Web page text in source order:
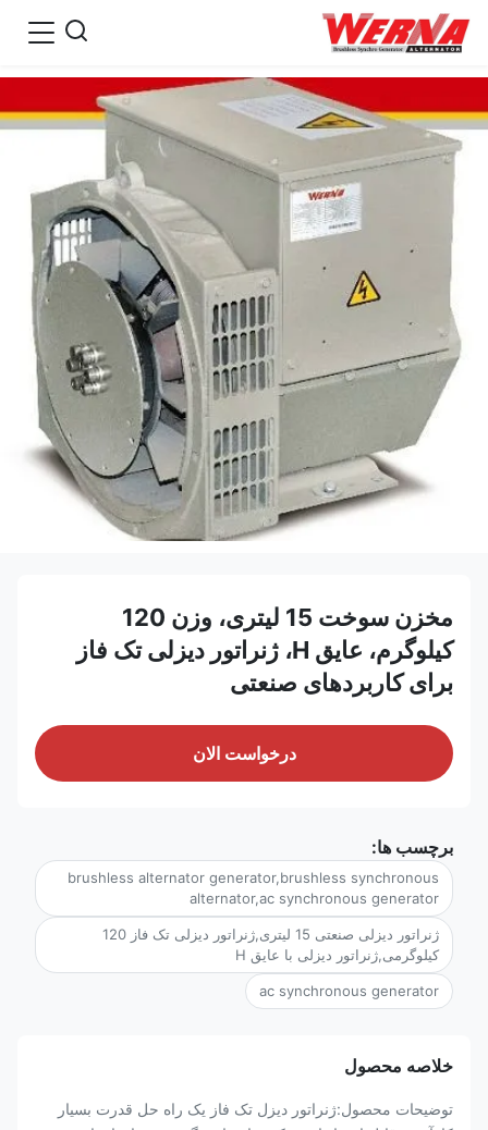
مخزن سوخت 15 لیتری، وزن 120
کیلوگرم، عایق H، ژنراتور دیزلی تک فاز
برای کاربردهای صنعتی
درخواست الان
برچسب ها:
brushless alternator generator,brushless synchronous
alternator,ac synchronous generator
ژنراتور دیزلی صنعتی 15 لیتری,ژنراتور دیزلی تک فاز 120
کیلوگرمی,ژنراتور دیزلی با عایق H
ac synchronous generator
خلاصه محصول
توضیحات محصول:ژنراتور دیزل تک فاز یک راه حل قدرت بسیار